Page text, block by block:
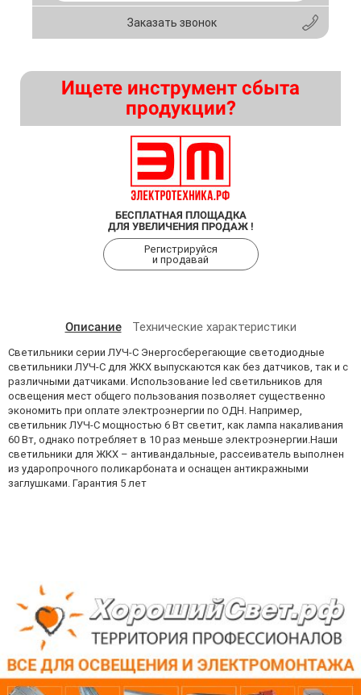
Ищете инструмент сбыта
продукции?
БЕСПЛАТНАЯ ПЛОЩАДКА
ДЛЯ УВЕЛИЧЕНИЯ ПРОДАЖ !
Регистрируйся
и продавай
Заказать звонок
Описание Технические характеристики
Светильники серии ЛУЧ-С Энергосберегающие светодиодные
светильники ЛУЧ-С для ЖКХ выпускаются как без датчиков, так и с
различными датчиками. Использование led светильников для
освещения мест общего пользования позволяет существенно
экономить при оплате электроэнергии по ОДН. Например,
светильник ЛУЧ-С мощностью 6 Вт светит, как лампа накаливания
60 Вт, однако потребляет в 10 раз меньше электроэнергии.Наши
светильники для ЖКХ – антивандальные, рассеиватель выполнен
из ударопрочного поликарбоната и оснащен антикражными
заглушками. Гарантия 5 лет